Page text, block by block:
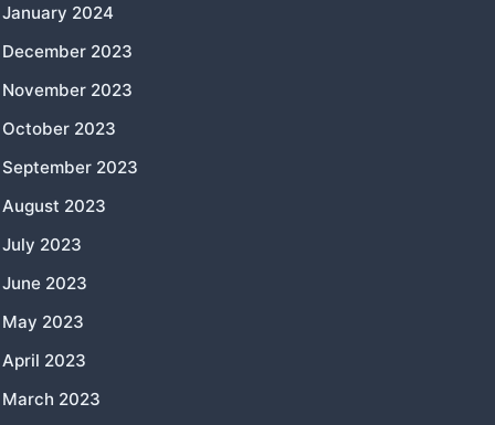
January 2024
December 2023
November 2023
October 2023
September 2023
August 2023
July 2023
June 2023
May 2023
April 2023
March 2023